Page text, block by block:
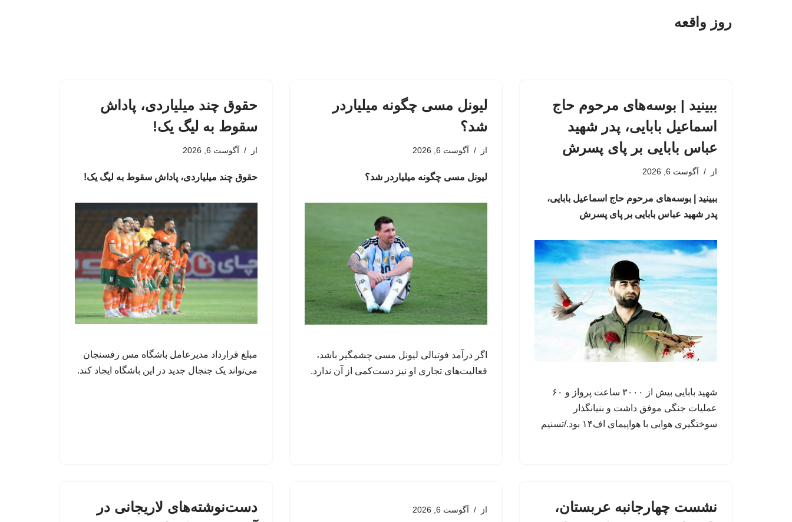
روز واقعه
ببینید | بوسه‌های مرحوم حاج
اسماعیل بابایی، پدر شهید
عباس بابایی بر پای پسرش
از آگوست 6, 2026
ببینید | بوسه‌های مرحوم حاج اسماعیل بابایی،
پدر شهید عباس بابایی بر پای پسرش
شهید بابایی بیش از ۳۰۰۰ ساعت پرواز و ۶۰
عملیات جنگی موفق داشت و بنیانگذار
سوختگیری هوایی با هواپیمای اف۱۴ بود./تسنیم
لیونل مسی چگونه میلیاردر
شد؟
از آگوست 6, 2026
لیونل مسی چگونه میلیاردر شد؟
اگر درآمد فوتبالی لیونل مسی چشمگیر باشد،
فعالیت‌های تجاری او نیز دست‌کمی از آن ندارد.
حقوق چند میلیاردی، پاداش
سقوط به لیگ یک!
از آگوست 6, 2026
حقوق چند میلیاردی، پاداش سقوط به لیگ یک!
مبلغ قرارداد مدیرعامل باشگاه مس رفسنجان
می‌تواند یک جنجال جدید در این باشگاه ایجاد کند.
نشست چهارجانبه عربستان،
از آگوست 6, 2026
دست‌نوشته‌های لاریجانی در